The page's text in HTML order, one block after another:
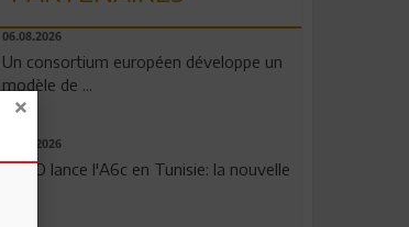
06.08.2026
Un consortium européen développe un
modèle de ...
04.08.2026
OPPO lance l'A6c en Tunisie: la nouvelle